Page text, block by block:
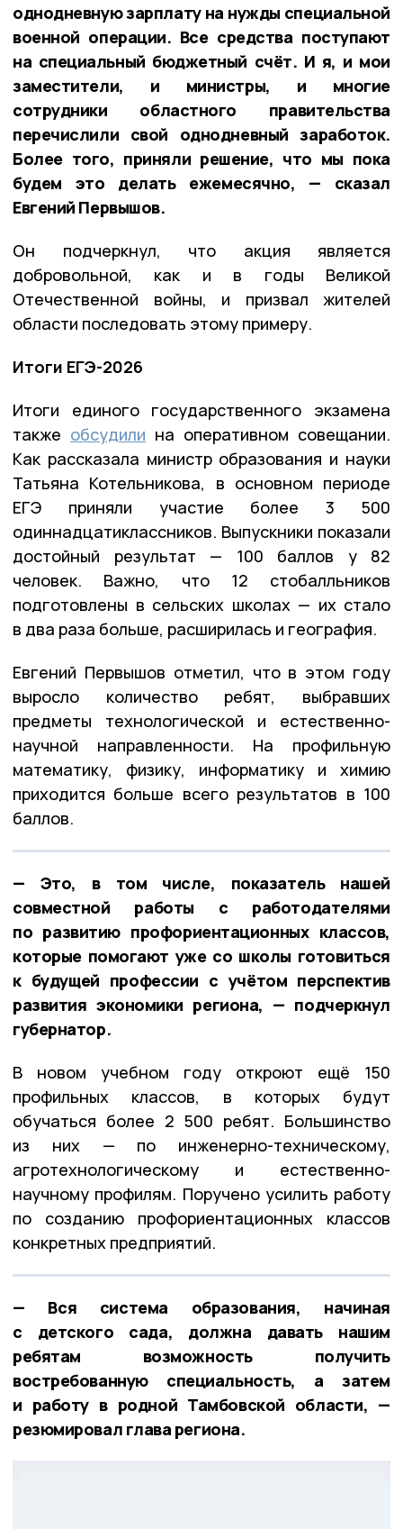
однодневную зарплату на нужды специальной
военной операции. Все средства поступают
на специальный бюджетный счёт. И я, и мои
заместители, и министры, и многие
сотрудники областного правительства
перечислили свой однодневный заработок.
Более того, приняли решение, что мы пока
будем это делать ежемесячно, — сказал
Евгений Первышов.
Он подчеркнул, что акция является
добровольной, как и в годы Великой
Отечественной войны, и призвал жителей
области последовать этому примеру.
Итоги ЕГЭ-2026
Итоги единого государственного экзамена
также обсудили на оперативном совещании.
Как рассказала министр образования и науки
Татьяна Котельникова, в основном периоде
ЕГЭ приняли участие более 3 500
одиннадцатиклассников. Выпускники показали
достойный результат — 100 баллов у 82
человек. Важно, что 12 стобалльников
подготовлены в сельских школах — их стало
в два раза больше, расширилась и география.
Евгений Первышов отметил, что в этом году
выросло количество ребят, выбравших
предметы технологической и естественно-
научной направленности. На профильную
математику, физику, информатику и химию
приходится больше всего результатов в 100
баллов.
— Это, в том числе, показатель нашей
совместной работы с работодателями
по развитию профориентационных классов,
которые помогают уже со школы готовиться
к будущей профессии с учётом перспектив
развития экономики региона, — подчеркнул
губернатор.
В новом учебном году откроют ещё 150
профильных классов, в которых будут
обучаться более 2 500 ребят. Большинство
из них — по инженерно-техническому,
агротехнологическому и естественно-
научному профилям. Поручено усилить работу
по созданию профориентационных классов
конкретных предприятий.
— Вся система образования, начиная
с детского сада, должна давать нашим
ребятам возможность получить
востребованную специальность, а затем
и работу в родной Тамбовской области, —
резюмировал глава региона.